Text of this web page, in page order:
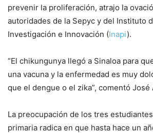
prevenir la proliferación, atrajo la
autoridades de la Sepyc y del Instituto
Investigación e Innovación (Inapi).
“El chikungunya llegó a Sinaloa para
una vacuna y la enfermedad es muy
que el dengue o el zika”, comentó José
La preocupación de los tres
primaria radica en que hasta hace un